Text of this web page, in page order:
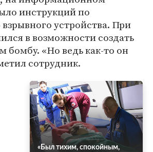
инструкций по
устройства. При
в возможности создать
бомбу. «Но ведь как-то он
сотрудник.
«Был тихим, спокойным,